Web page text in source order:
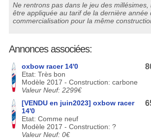
Ne rentrons pas dans le jeu des
être appliquée au tarif de la dernière année
commercialisation pour la même
Annonces associées:
oxbow racer 14'0
Etat: Très bon
Modèle 2017 - Construction: carbone
Valeur Neuf: 2299€
[VENDU en juin2023] oxbow racer
14'0
Etat: Comme neuf
Modèle 2017 - Construction: ?
Valeur Neuf: 0€